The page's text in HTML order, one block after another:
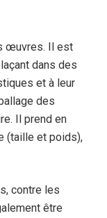
œuvres. Il est
dans des
et à leur
des
Il prend en
(taille et poids),
contre les
être